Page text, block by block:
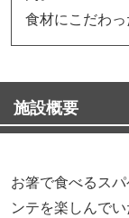
食材にこだわ
施設概要
お箸で食べるス
ンテを楽しんで